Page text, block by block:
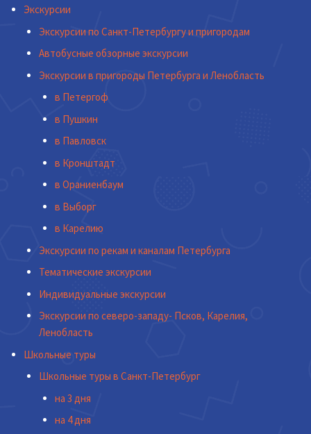
Экскурсии
Экскурсии по Санкт-Петербургу и пригородам
Автобусные обзорные экскурсии
Экскурсии в пригороды Петербурга и Ленобласть
в Петергоф
в Пушкин
в Павловск
в Кронштадт
в Ораниенбаум
в Выборг
в Карелию
Экскурсии по рекам и каналам Петербурга
Тематические экскурсии
Индивидуальные экскурсии
Экскурсии по северо-западу- Псков, Карелия,
Ленобласть
Школьные туры
Школьные туры в Санкт-Петербург
на 3 дня
на 4 дня